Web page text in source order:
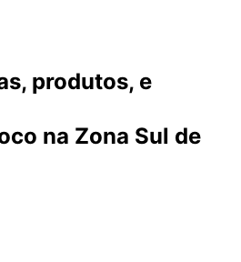
produtos, e
na Zona Sul de